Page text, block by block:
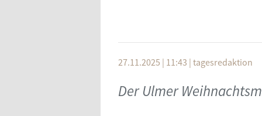
27.11.2025 | 11:43 | tagesredaktion
Der Ulmer